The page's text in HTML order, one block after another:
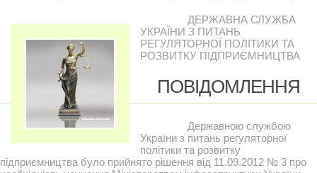
ДЕРЖАВНА СЛУЖБА
УКРАЇНИ З ПИТАНЬ
РЕГУЛЯТОРНОЇ ПОЛІТИКИ ТА
РОЗВИТКУ ПІДПРИЄМНИЦТВА
ПОВІДОМЛЕННЯ
Державною службою
України з питань регуляторної
політики та розвитку
підприємництва було прийнято рішення від 11.09.2012 № 3 про